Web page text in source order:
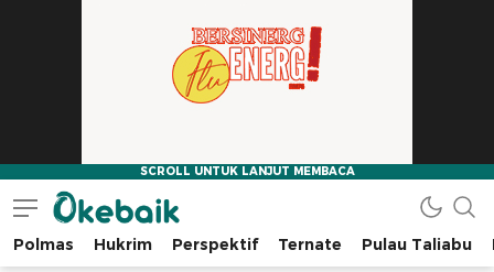
Okebaik.id
Baiknya Dibaca
Polmas Hukrim Perspektif Ternate Pulau Taliabu